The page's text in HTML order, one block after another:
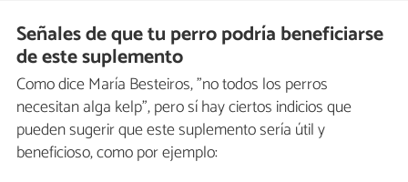
Señales de que tu perro podría beneficiarse
de este suplemento
Como dice María Besteiros, "no todos los perros
necesitan alga kelp", pero sí hay ciertos indicios que
pueden sugerir que este suplemento sería útil y
beneficioso, como por ejemplo: